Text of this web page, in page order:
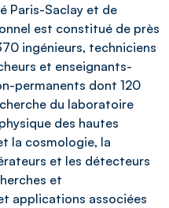
Paris-Saclay et de
est constitué de près
ingénieurs, techniciens
et enseignants-
permanents dont 120
du laboratoire
des hautes
la cosmologie, la
et les détecteurs
et
applications associées